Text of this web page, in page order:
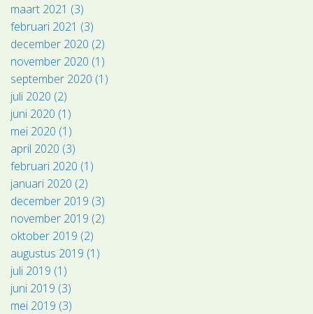
maart 2021 (3)
februari 2021 (3)
december 2020 (2)
november 2020 (1)
september 2020 (1)
juli 2020 (2)
juni 2020 (1)
mei 2020 (1)
april 2020 (3)
februari 2020 (1)
januari 2020 (2)
december 2019 (3)
november 2019 (2)
oktober 2019 (2)
augustus 2019 (1)
juli 2019 (1)
juni 2019 (3)
mei 2019 (3)